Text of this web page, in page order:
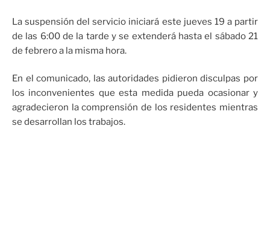
La suspensión del servicio iniciará este jueves 19 a partir
de las 6:00 de la tarde y se extenderá hasta el sábado 21
de febrero a la misma hora.
En el comunicado, las autoridades pidieron disculpas por
los inconvenientes que esta medida pueda ocasionar y
agradecieron la comprensión de los residentes mientras
se desarrollan los trabajos.